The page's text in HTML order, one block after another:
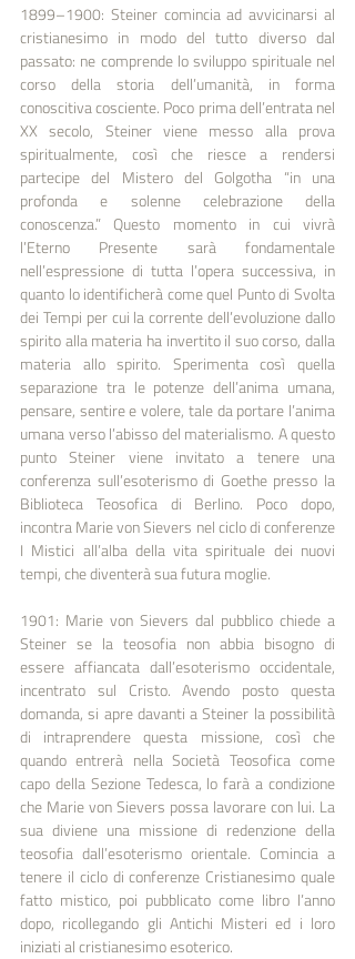
1899–1900: Steiner comincia ad avvicinarsi al
cristianesimo in modo del tutto diverso dal
passato: ne comprende lo sviluppo spirituale nel
corso della storia dell’umanità, in forma
conoscitiva cosciente. Poco prima dell’entrata nel
XX secolo, Steiner viene messo alla prova
spiritualmente, così che riesce a rendersi
partecipe del Mistero del Golgotha “in una
profonda e solenne celebrazione della
conoscenza.” Questo momento in cui vivrà
l’Eterno Presente sarà fondamentale
nell’espressione di tutta l’opera successiva, in
quanto lo identificherà come quel Punto di Svolta
dei Tempi per cui la corrente dell’evoluzione dallo
spirito alla materia ha invertito il suo corso, dalla
materia allo spirito. Sperimenta così quella
separazione tra le potenze dell’anima umana,
pensare, sentire e volere, tale da portare l’anima
umana verso l’abisso del materialismo. A questo
punto Steiner viene invitato a tenere una
conferenza sull’esoterismo di Goethe presso la
Biblioteca Teosofica di Berlino. Poco dopo,
incontra Marie von Sievers nel ciclo di conferenze
I Mistici all’alba della vita spirituale dei nuovi
tempi, che diventerà sua futura moglie.
1901: Marie von Sievers dal pubblico chiede a
Steiner se la teosofia non abbia bisogno di
essere affiancata dall’esoterismo occidentale,
incentrato sul Cristo. Avendo posto questa
domanda, si apre davanti a Steiner la possibilità
di intraprendere questa missione, così che
quando entrerà nella Società Teosofica come
capo della Sezione Tedesca, lo farà a condizione
che Marie von Sievers possa lavorare con lui. La
sua diviene una missione di redenzione della
teosofia dall’esoterismo orientale. Comincia a
tenere il ciclo di conferenze Cristianesimo quale
fatto mistico, poi pubblicato come libro l’anno
dopo, ricollegando gli Antichi Misteri ed i loro
iniziati al cristianesimo esoterico.